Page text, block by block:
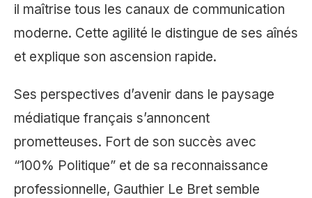
il maîtrise tous les canaux de communication
moderne. Cette agilité le distingue de ses aînés
et explique son ascension rapide.
Ses perspectives d’avenir dans le paysage
médiatique français s’annoncent
prometteuses. Fort de son succès avec
“100% Politique” et de sa reconnaissance
professionnelle, Gauthier Le Bret semble